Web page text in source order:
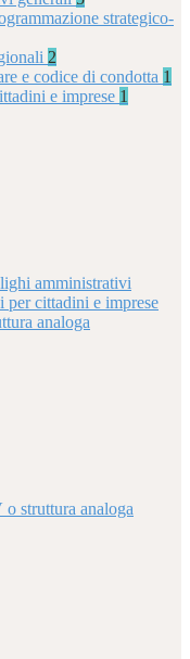
strategico-
2
e codice di condotta 1
e imprese 1
amministrativi
cittadini e imprese
analoga
struttura analoga